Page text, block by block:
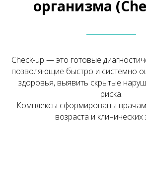
организма
Check-up — это готовые
позволяющие быстро и системно
здоровья, выявить скрытые
риска.
Комплексы сформированы
возраста и клинических